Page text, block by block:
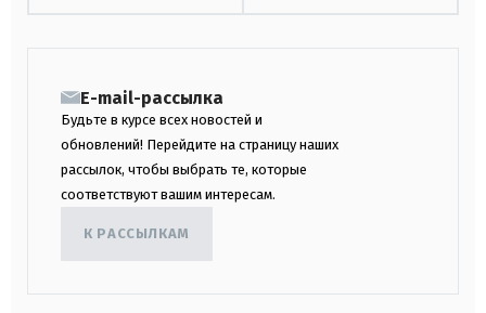
E-mail-рассылка
Будьте в курсе всех новостей и
обновлений! Перейдите на страницу наших
рассылок, чтобы выбрать те, которые
соответствуют вашим интересам.
К РАССЫЛКАМ